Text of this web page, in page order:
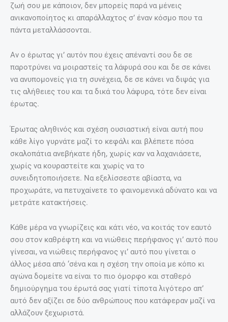
ζωή σου με κάποιον, δεν μπορείς παρά να μένεις
ανικανοποίητος κι απαράλλαχτος σ’ έναν κόσμο που τα
πάντα μεταλλάσσονται.
Αν ο έρωτας γι’ αυτόν που έχεις απέναντί σου δε σε
παροτρύνει να μοιραστείς τα λάφυρά σου και δε σε κάνει
να ανυπομονείς για τη συνέχεια, δε σε κάνει να διψάς για
τις αλήθειες του και τα δικά του λάφυρα, τότε δεν είναι
έρωτας.
Έρωτας αληθινός και σχέση ουσιαστική είναι αυτή που
κάθε λίγο γυρνάτε μαζί το κεφάλι και βλέπετε πόσα
σκαλοπάτια ανεβήκατε ήδη, χωρίς καν να λαχανιάσετε,
χωρίς να κουραστείτε και χωρίς να το
συνειδητοποιήσετε. Να εξελίσσεστε αβίαστα, να
προχωράτε, να πετυχαίνετε το φαινομενικά αδύνατο και να
μετράτε κατακτήσεις.
Κάθε μέρα να γνωρίζεις και κάτι νέο, να κοιτάς τον εαυτό
σου στον καθρέφτη και να νιώθεις περήφανος γι’ αυτό που
γίνεσαι, να νιώθεις περήφανος γι’ αυτό που γίνεται ο
άλλος μέσα από ‘σένα και η σχέση την οποία με κόπο κι
αγώνα δομείτε να είναι το πιο όμορφο και σταθερό
δημιούργημα του έρωτά σας γιατί τίποτα λιγότερο απ’
αυτό δεν αξίζει σε δύο ανθρώπους που κατάφεραν μαζί να
αλλάζουν ξεχωριστά.